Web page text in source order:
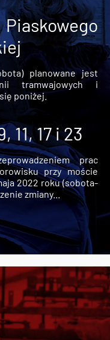
planowane jest
tramwajowych i
poniżej.
11, 17 i 23
prac
przy moście
2022 roku (sobota-
zmiany...